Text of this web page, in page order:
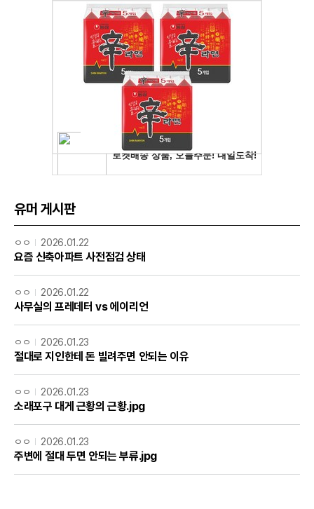
유머 게시판
ㅇㅇ 2026.01.22
요즘 신축아파트 사전점검 상태
ㅇㅇ 2026.01.22
사무실의 프레데터 vs 에이리언
ㅇㅇ 2026.01.23
절대로 지인한테 돈 빌려주면 안되는 이유
ㅇㅇ 2026.01.23
소래포구 대게 근황의 근황.jpg
ㅇㅇ 2026.01.23
주변에 절대 두면 안되는 부류.jpg